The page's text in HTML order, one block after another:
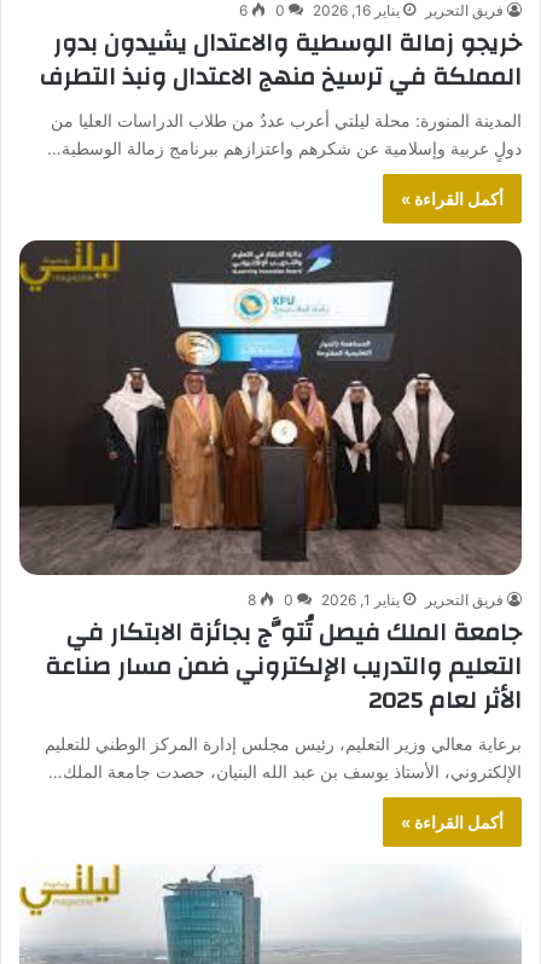
فريق التحرير يناير 16, 2026 0
6
خريجو زمالة الوسطية والاعتدال يشيدون بدور
المملكة في ترسيخ منهج الاعتدال ونبذ التطرف
المدينة المنورة: محلة ليلتي أعرب عددٌ من طلاب الدراسات العليا من
دولٍ عربية وإسلامية عن شكرهم واعتزازهم ببرنامج زمالة الوسطية…
أكمل القراءة »
فريق التحرير يناير 1, 2026 0
8
جامعة الملك فيصل تُتوَّج بجائزة الابتكار في
التعليم والتدريب الإلكتروني ضمن مسار صناعة
الأثر لعام 2025
برعاية معالي وزير التعليم، رئيس مجلس إدارة المركز الوطني للتعليم
الإلكتروني، الأستاذ يوسف بن عبد الله البنيان، حصدت جامعة الملك…
أكمل القراءة »